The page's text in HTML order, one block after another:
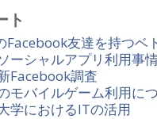
ト
Facebook友達を持つベ
ーシャルアプリ利用事
Facebook調査
モバイルゲーム利用に
学におけるITの活用